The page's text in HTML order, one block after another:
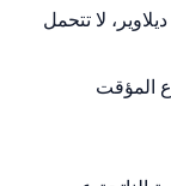
لا تتحمل
المؤقت